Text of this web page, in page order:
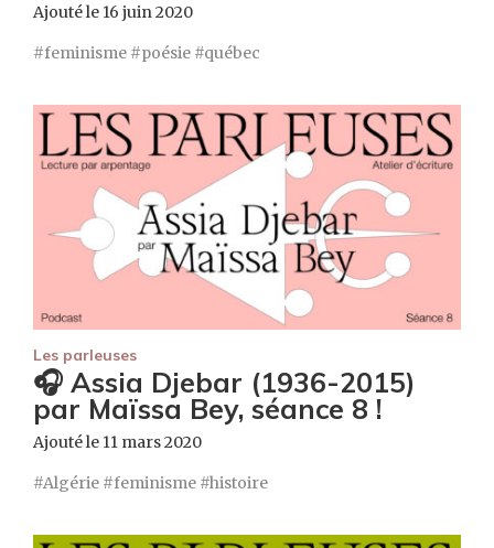
Ajouté le 16 juin 2020
feminisme poésie québec
Les parleuses
🎧 Assia Djebar (1936-2015)
par Maïssa Bey, séance 8 !
Ajouté le 11 mars 2020
Algérie feminisme histoire